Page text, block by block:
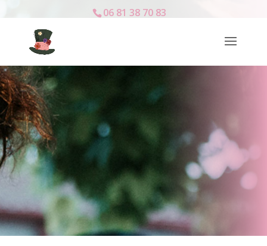
06 81 38 70 83
L’homme oiseau
Mystérieuses Coiffures